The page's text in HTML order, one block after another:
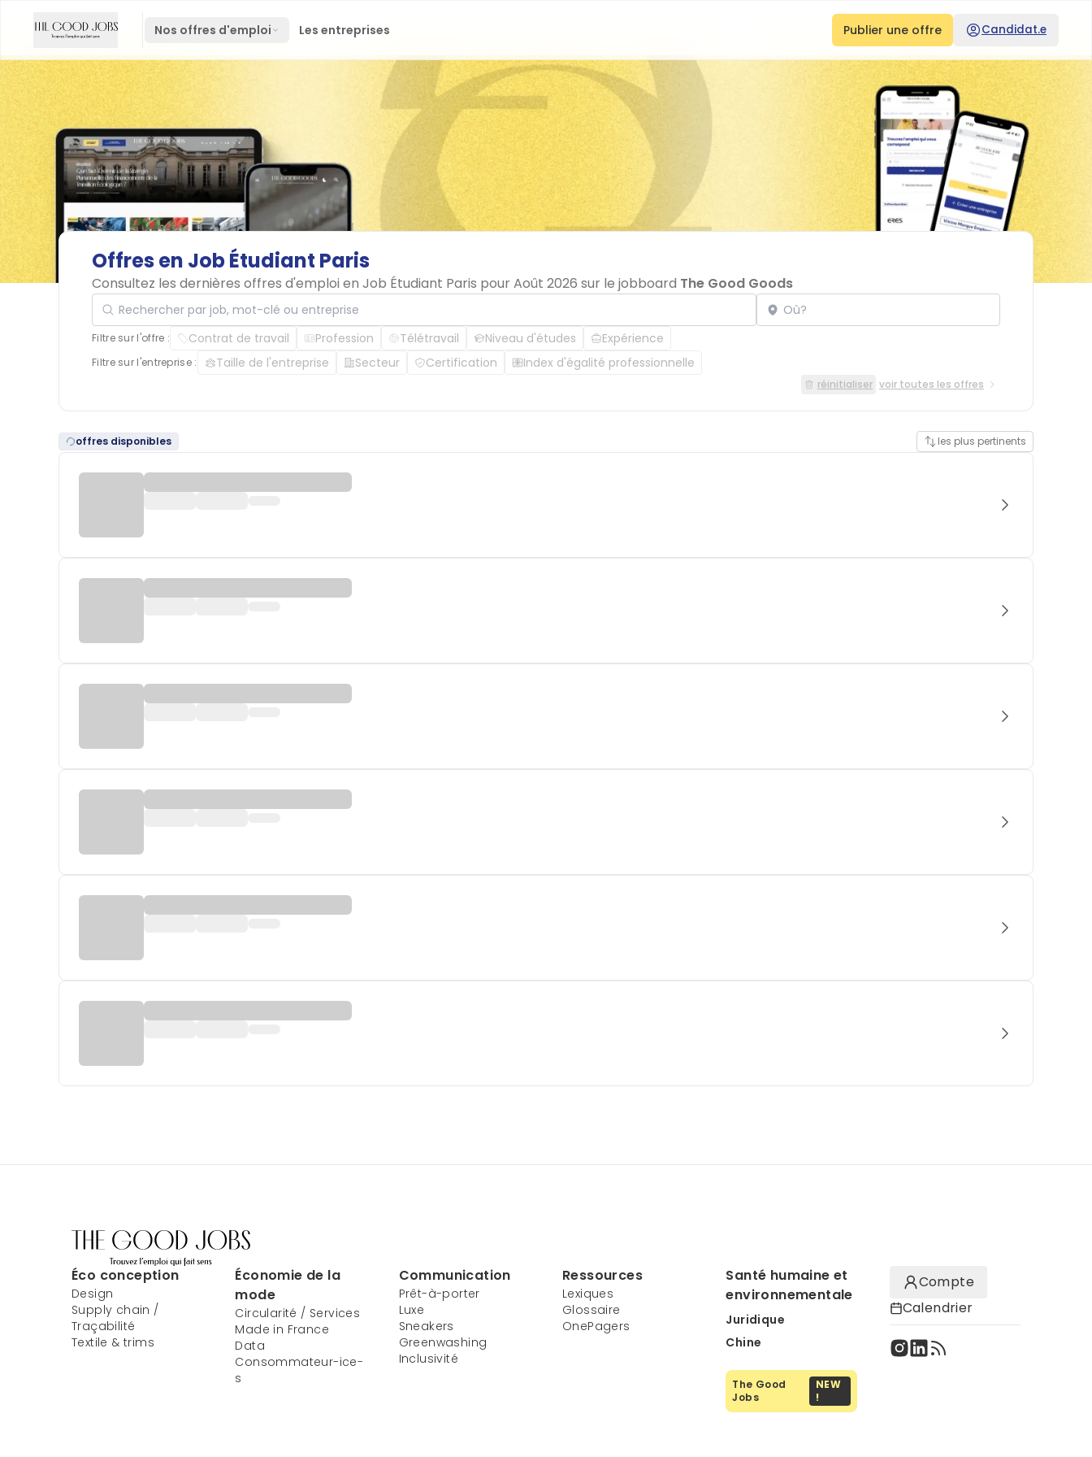
Nos offres d'emploi Les entreprises Publier une offre Candidat.e
Offres en JobÉtudiant Paris
Consultez les dernières offres d'emploi en Job Étudiant Paris pour Août 2026 sur le jobboard The Good Goods
Rechercher par job, mot-clé ou entreprise Localisation
Filtre sur l'offre : Contrat de travail Profession Télétravail Niveau d'études Expérience
Filtre sur l'entreprise : Taille de l'entreprise Secteur Certification Index d'égalité professionnelle
réinitialiser voir toutes les offres
offres disponibles les plus pertinents
Éco conception
Design
Supply chain /
Traçabilité
Textile & trims
Économie de la
mode
Circularité / Services
Made in France
Data
Consommateur-ice-
s
Communication
Prêt-à-porter
Luxe
Sneakers
Greenwashing
Inclusivité
Ressources
Lexiques
Glossaire
OnePagers
Santé humaine et
environnementale
Juridique
Chine
The Good
Jobs
NEW
!
Compte
Calendrier